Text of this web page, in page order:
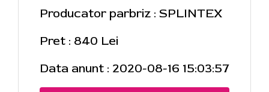
Producator parbriz : SPLINTEX
Pret : 840 Lei
Data anunt : 2020-08-16 15:03:57